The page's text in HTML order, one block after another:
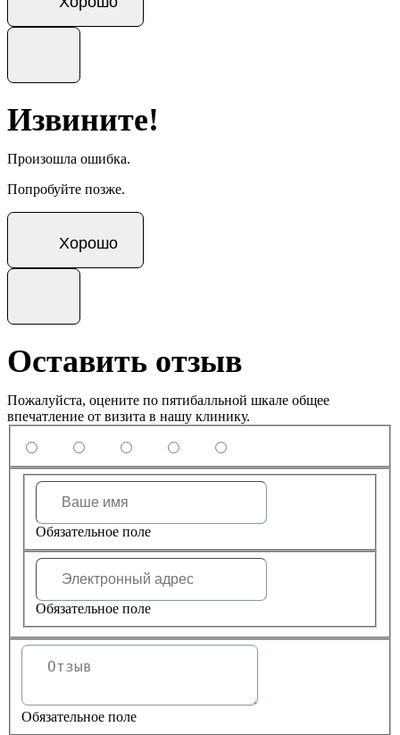
Извините!
Произошла ошибка.
Попробуйте позже.
Хорошо
Оставить отзыв
Пожалуйста, оцените по пятибалльной шкале общее
впечатление от визита в нашу клинику.
Обязательное поле
Обязательное поле
Обязательное поле